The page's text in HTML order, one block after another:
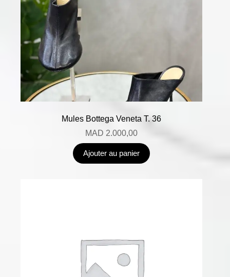
Mules Bottega Veneta T. 36
MAD 2.000,00
Ajouter au panier